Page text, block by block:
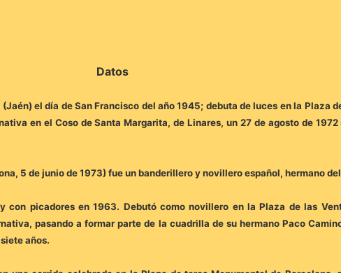
Datos
el día de San Francisco del año 1945; debuta de luces en la Plaza
en el Coso de Santa Margarita, de Linares, un 27 de agosto de
5 de junio de 1973) fue un banderillero y novillero español, hermano
picadores en 1963. Debutó como novillero en la Plaza de las
pasando a formar parte de la cuadrilla de su hermano Paco
años.